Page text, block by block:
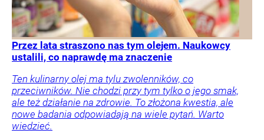
Przez lata straszono nas tym olejem. Naukowcy
ustalili, co naprawdę ma znaczenie
Ten kulinarny olej ma tylu zwolenników, co
przeciwników. Nie chodzi przy tym tylko o jego smak,
ale też działanie na zdrowie. To złożona kwestia, ale
nowe badania odpowiadają na wiele pytań. Warto
wiedzieć.